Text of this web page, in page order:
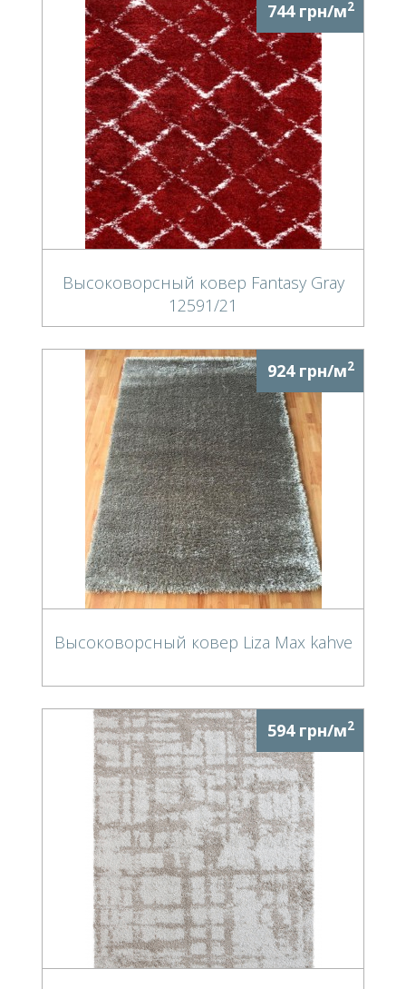
744 грн/м2
Высоковорсный ковер Fantasy Gray
12591/21
924 грн/м2
Высоковорсный ковер Liza Max kahve
594 грн/м2